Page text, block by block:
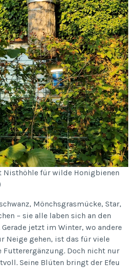
Nisthöhle für wilde Honigbienen
Mönchsgrasmücke, Star,
– sie alle laben sich an den
jetzt im Winter, wo andere
Neige gehen, ist das für viele
Futterergänzung. Doch nicht nur
Seine Blüten bringt der Efeu